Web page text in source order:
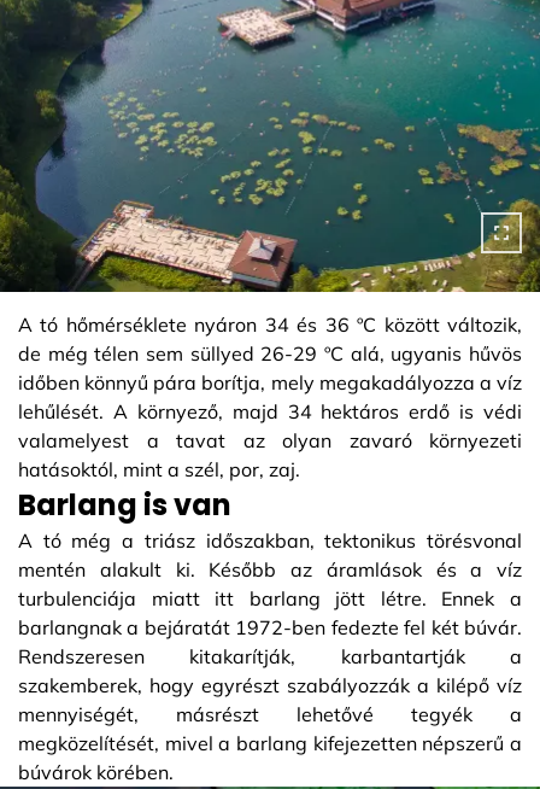
A tó hőmérséklete nyáron 34 és 36 ºC között változik,
de még télen sem süllyed 26-29 ºC alá, ugyanis hűvös
időben könnyű pára borítja, mely megakadályozza a víz
lehűlését. A környező, majd 34 hektáros erdő is védi
valamelyest a tavat az olyan zavaró környezeti
hatásoktól, mint a szél, por, zaj.
Barlang is van
A tó még a triász időszakban, tektonikus törésvonal
mentén alakult ki. Később az áramlások és a víz
turbulenciája miatt itt barlang jött létre. Ennek a
barlangnak a bejáratát 1972-ben fedezte fel két búvár.
Rendszeresen kitakarítják, karbantartják a
szakemberek, hogy egyrészt szabályozzák a kilépő víz
mennyiségét, másrészt lehetővé tegyék a
megközelítését, mivel a barlang kifejezetten népszerű a
búvárok körében.